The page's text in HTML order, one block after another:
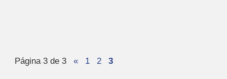
Página 3 de 3 « 1 2 3